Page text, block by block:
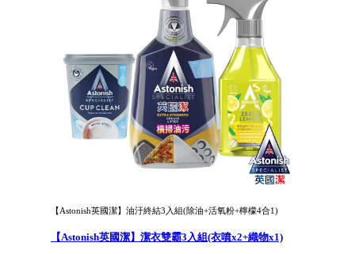
【Astonish英國潔】油汙終結3入組(除油+活氧粉+檸檬4合1)
【Astonish英國潔】潔衣雙霸3入組(衣噴x2+織物x1)